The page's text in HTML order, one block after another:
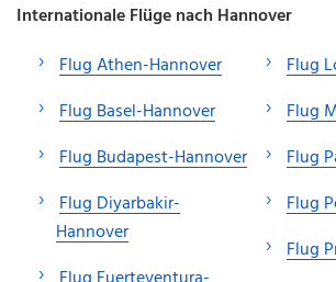
Internationale Flüge nach Hannover
Flug Athen-Hannover
Flug Basel-Hannover
Flug Budapest-Hannover
Flug Diyarbakir-
Hannover
Flug
Flug
Flug
Flug
Flug